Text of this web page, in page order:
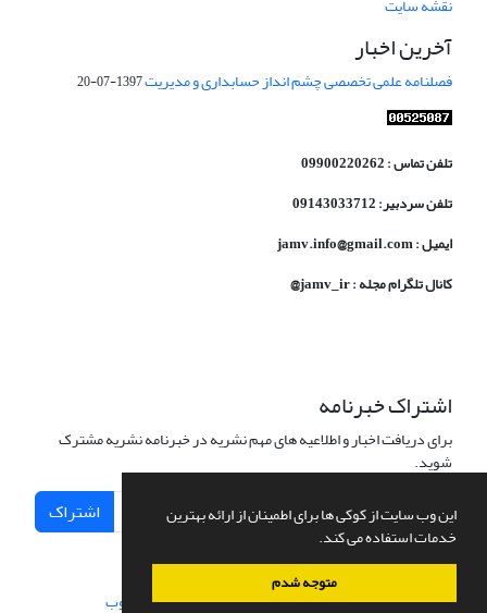
این وب سایت از کوکی ها برای اطمینان از ارائه بهترین
خدمات استفاده می کند.
متوجه شدم
نقشه سایت
آخرین اخبار
فصلنامه علمی تخصصی چشم انداز حسابداری و مدیریت1397-07-20
تلفن تماس : 09900220262
تلفن سردبیر: 09143033712
ایمیل : jamv.info@gmail.com
کانال تلگرام مجله : jamv_ir@
اشتراک خبرنامه
برای دریافت اخبار و اطلاعیه های مهم نشریه در خبرنامه نشریه مشترک
شوید.
اشتراک
سامانه مدیریت نشریات علمی.طراحی و پیاده سازی از سیناوب